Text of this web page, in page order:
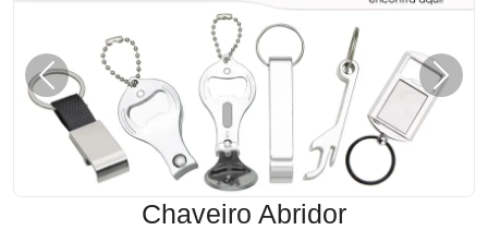
Anterior
Chaveiro Abridor